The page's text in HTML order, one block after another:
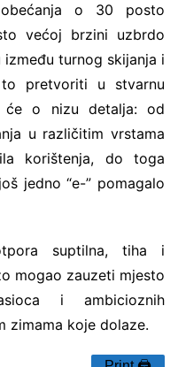
o 30 posto
većoj brzini uzbrdo
turnog skijanja i
pretvoriti u stvarnu
će o nizu detalja: od
u različitim vrstama
korištenja, do toga
jedno “e-” pomagalo
suptilna, tiha i
mogao zauzeti mjesto
i ambicioznih
zimama koje dolaze.